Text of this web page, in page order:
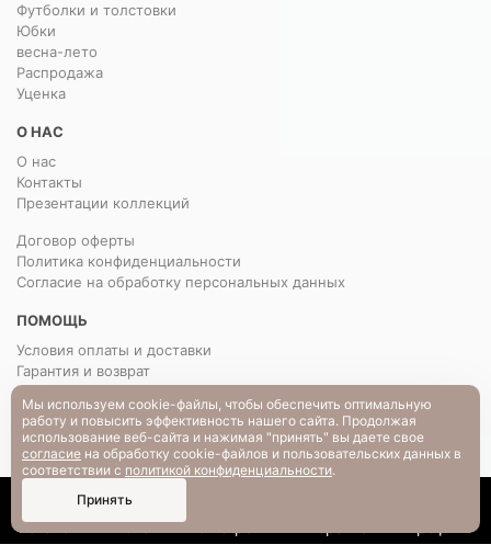
Каталог Поиск
Футболки и толстовки
Юбки
весна-лето
Распродажа
Уценка
О НАС
О нас
Контакты
Презентации коллекций
Договор оферты
Политика конфиденциальности
Согласие на обработку персональных данных
ПОМОЩЬ
Условия оплаты и доставки
Гарантия и возврат
РАЗМЕРНАЯ СЕТКА
Вопрос-ответ
Мы используем cookie-файлы, чтобы обеспечить оптимальную
работу и повысить эффективность нашего сайта. Продолжая
использование веб-сайта и нажимая "принять" вы даете свое
согласие на обработку cookie-файлов и пользовательских данных в
соответствии с политикой конфиденциальности.
Принять